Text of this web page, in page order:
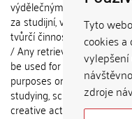
Tyto
cookies
zdroje
výdělečným účelům nebo
za studijní, vědeckou nebo
tvůrčí činnost jiné osoby
/ Any retrieved
be used for any
purposes or claimed as
studying, scientific or any
creative activities of any